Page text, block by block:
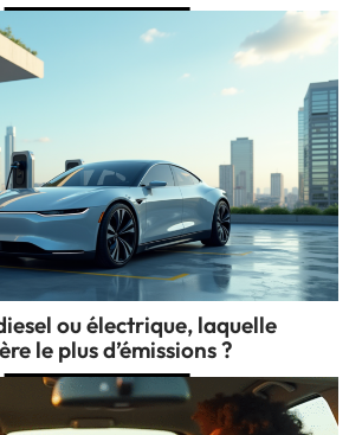
ou électrique, laquelle
le plus d’émissions ?